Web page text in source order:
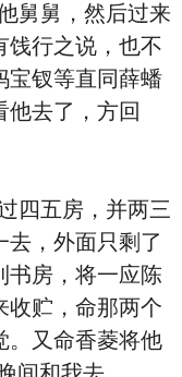
舅，然后过来
饯行之说，也不
宝钗等直同薛蟠
他去了，方回
五房，并两三
去，外面只剩了
书房，将一应陈
收贮，命那两个
。又命香菱将他